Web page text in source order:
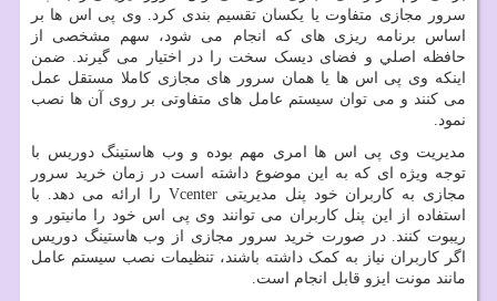
سرور مجازی متفاوت یا یکسان تقسیم بندی کرد. وی پی اس ها بر
اساس برنامه ریزی های که انجام می شود، سهم مشخصی از
حافظه اصلي و فضای ديسک سخت را در اختیار می گیرند. ضمن
اینکه وی پی اس ها یا همان سرور های مجازی کاملا مستقل عمل
می کنند و می توان سیستم عامل های متفاوتی بر روی آن ها نصب
نمود.
مدیریت وی پی اس ها امری مهم بوده و وب هاستینگ دوریس با
توجه ویژه ای که به این موضوع داشته است در زمان خرید سرور
مجازی به کاربران خود پنل مدیریتی Vcenterرا ارائه می دهد. با
استفاده از این پنل کاربران می توانند وی پی اس خود را مانیتور و
ریبوت کنند. در صورت خرید سرور مجازی از وب هاستینگ دوریس
اگر کاربران نیاز به کمک داشته باشند، تنظیمات نصب سیستم عامل
مانند مونت ایزو قابل انجام است.